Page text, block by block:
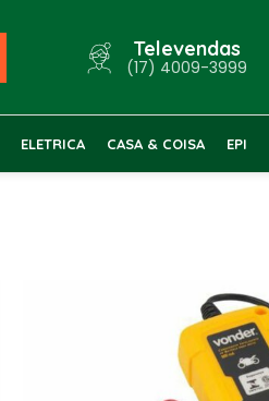
Televendas
(17) 4009-3999
ELETRICA CASA & COISA EPI